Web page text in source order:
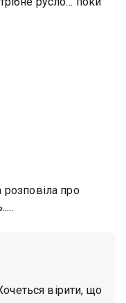
про
вірити, що